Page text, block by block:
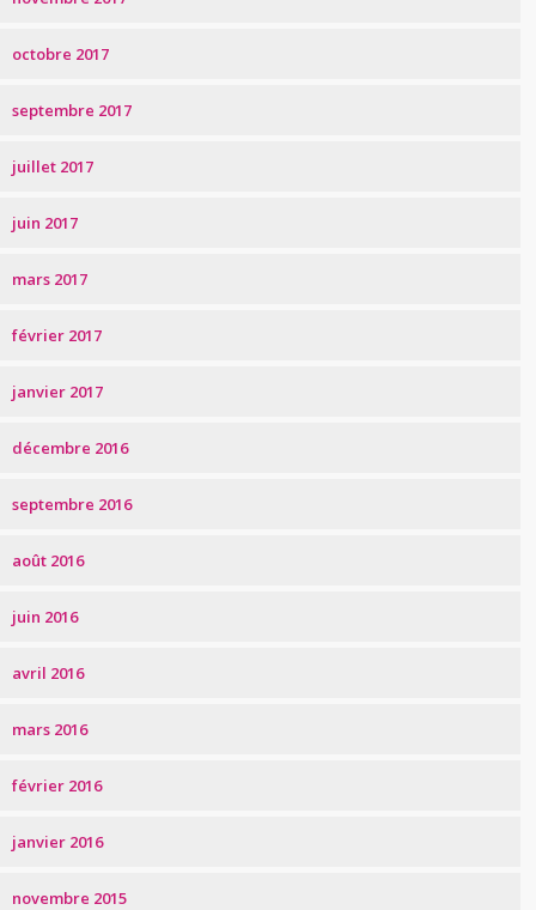
octobre 2017
septembre 2017
juillet 2017
juin 2017
mars 2017
février 2017
janvier 2017
décembre 2016
septembre 2016
août 2016
juin 2016
avril 2016
mars 2016
février 2016
janvier 2016
novembre 2015